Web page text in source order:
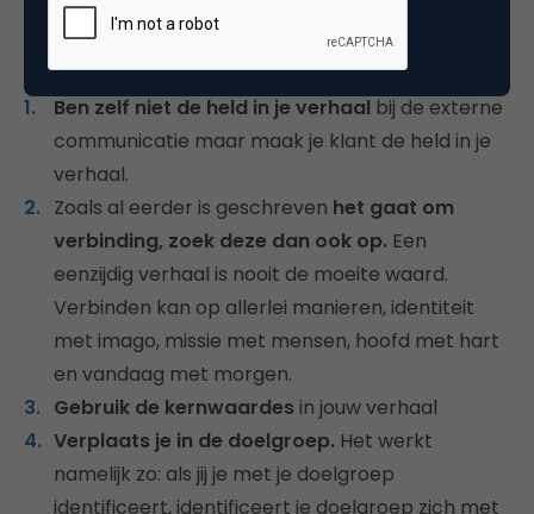
verhaal naar buiten te brengen. Hierbij zeven tips
Ben zelf niet de held in je verhaal bij de externe
communicatie maar maak je klant de held in je
verhaal.
Zoals al eerder is geschreven het gaat om
verbinding, zoek deze dan ook op. Een
eenzijdig verhaal is nooit de moeite waard.
Verbinden kan op allerlei manieren, identiteit
met imago, missie met mensen, hoofd met hart
en vandaag met morgen.
Gebruik de kernwaardes in jouw verhaal
Verplaats je in de doelgroep. Het werkt
namelijk zo: als jij je met je doelgroep
identificeert, identificeert je doelgroep zich met